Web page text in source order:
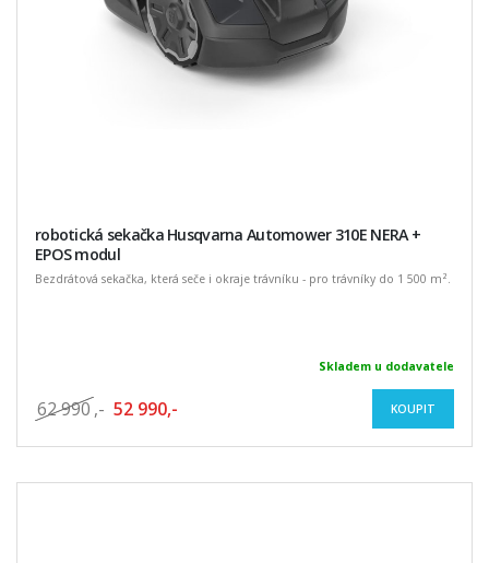
robotická sekačka Husqvarna Automower 310E NERA +
EPOS modul
Bezdrátová sekačka, která seče i okraje trávníku - pro trávníky do 1 500 m².
Skladem u dodavatele
62 990 ,- 52 990,- KOUPIT